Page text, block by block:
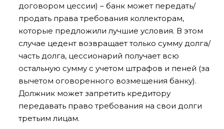
договором цессии) – банк может передать/
продать права требования коллекторам,
которые предложили лучшие условия. В этом
случае цедент возвращает только сумму долга/
часть долга, цессионарий получает всю
остальную сумму с учетом штрафов и пеней (за
вычетом оговоренного возмещения банку).
Должник может запретить кредитору
передавать право требования на свои долги
третьим лицам.